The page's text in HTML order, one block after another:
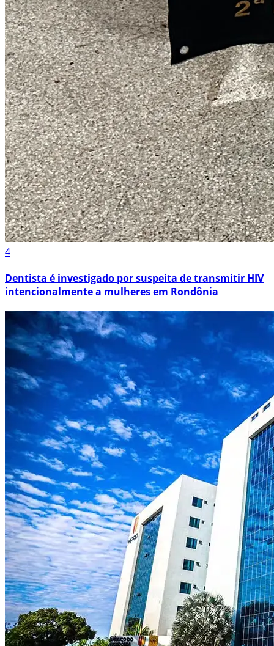
4
Dentista é investigado por suspeita de transmitir HIV
intencionalmente a mulheres em Rondônia